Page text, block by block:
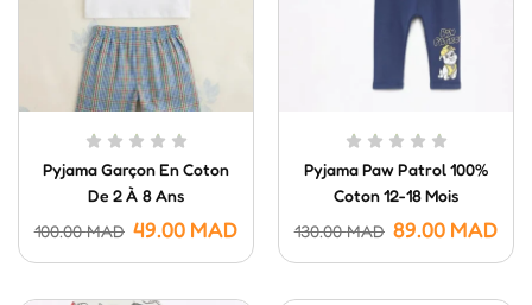
Pyjama Garçon En Coton
De 2 À 8 Ans
100.00MAD 49.00 MAD
Pyjama Paw Patrol 100%
Coton 12-18 Mois
130.00MAD 89.00 MAD